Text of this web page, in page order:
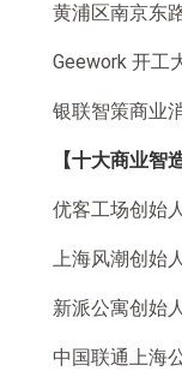
黄浦区南京东
Geework 开工
银联智策商业
【十大商业智
优客工场创始
上海风潮创始
新派公寓创始
中国联通上海